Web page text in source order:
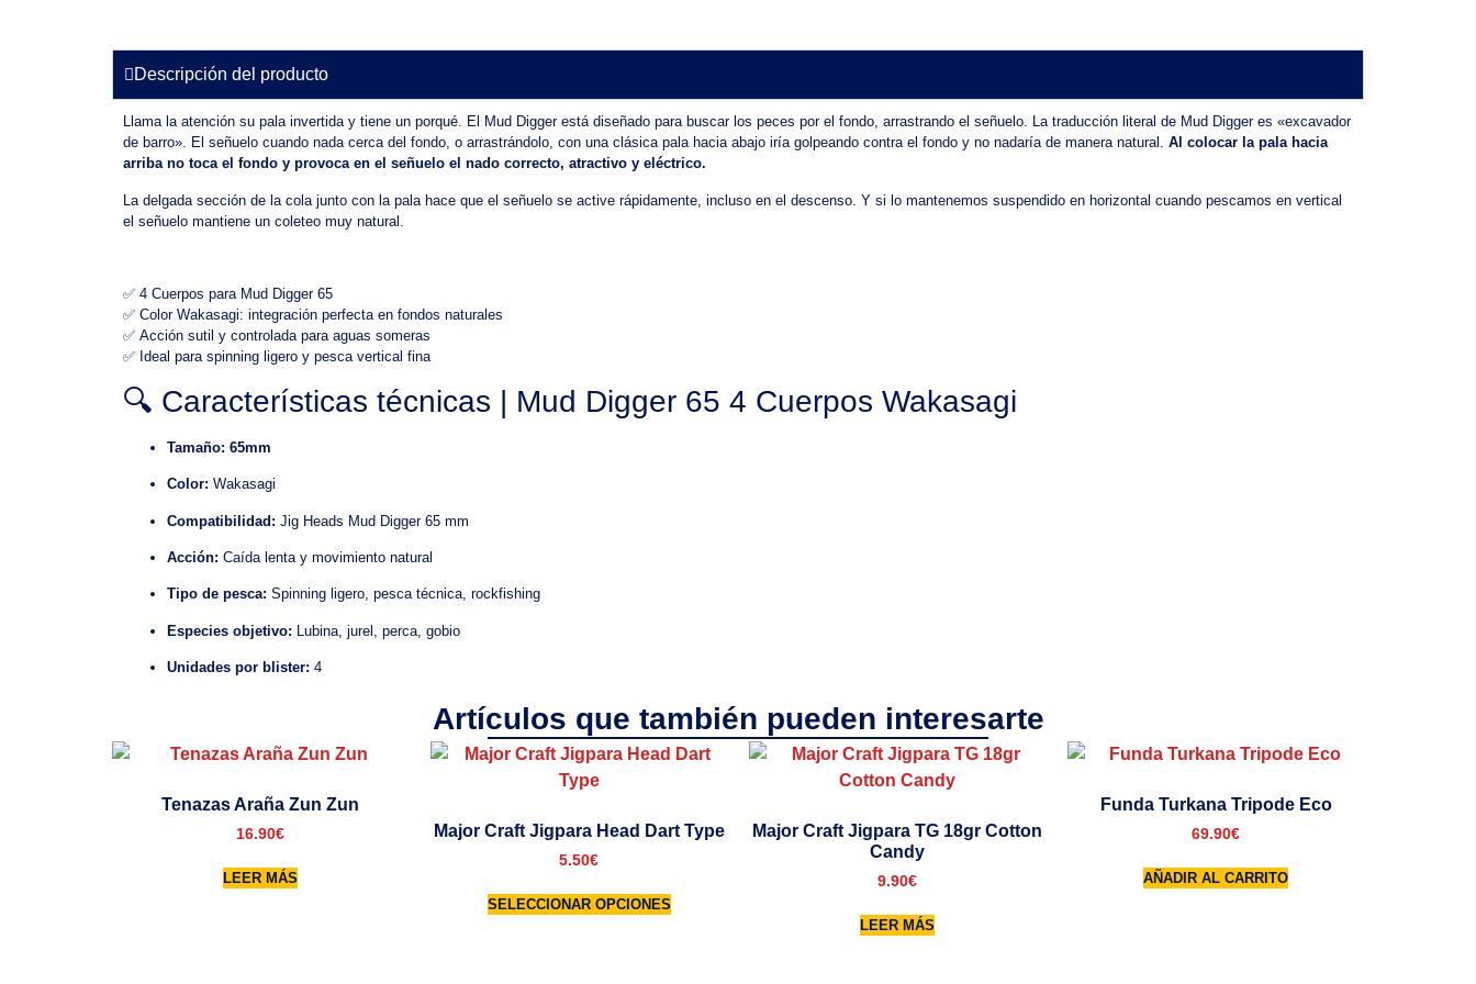
Descripción del producto
Llama la atención su pala invertida y tiene un porqué. El Mud Digger está diseñado para buscar los peces por el fondo, arrastrando el señuelo. La traducción literal de Mud Digger es «excavador
de barro». El señuelo cuando nada cerca del fondo, o arrastrándolo, con una clásica pala hacia abajo iría golpeando contra el fondo y no nadaría de manera natural. Al colocar la pala hacia
arriba no toca el fondo y provoca en el señuelo el nado correcto, atractivo y eléctrico.
La delgada sección de la cola junto con la pala hace que el señuelo se active rápidamente, incluso en el descenso. Y si lo mantenemos suspendido en horizontal cuando pescamos en vertical
el señuelo mantiene un coleteo muy natural.
✅ 4 Cuerpos para Mud Digger 65
✅ Color Wakasagi: integración perfecta en fondos naturales
✅ Acción sutil y controlada para aguas someras
✅ Ideal para spinning ligero y pesca vertical fina
🔍 Características técnicas | Mud Digger 65 4 Cuerpos Wakasagi
Tamaño: 65mm
Color: Wakasagi
Compatibilidad: Jig Heads Mud Digger 65 mm
Acción: Caída lenta y movimiento natural
Tipo de pesca: Spinning ligero, pesca técnica, rockfishing
Especies objetivo: Lubina, jurel, perca, gobio
Unidades por blister: 4
Artículos que también pueden interesarte
Tenazas Araña Zun Zun
16.90€
LEER MÁS
Major Craft Jigpara Head Dart Type
5.50€
SELECCIONAR OPCIONES
Major Craft Jigpara TG 18gr Cotton
Candy
9.90€
LEER MÁS
Funda Turkana Tripode Eco
69.90€
AÑADIR AL CARRITO